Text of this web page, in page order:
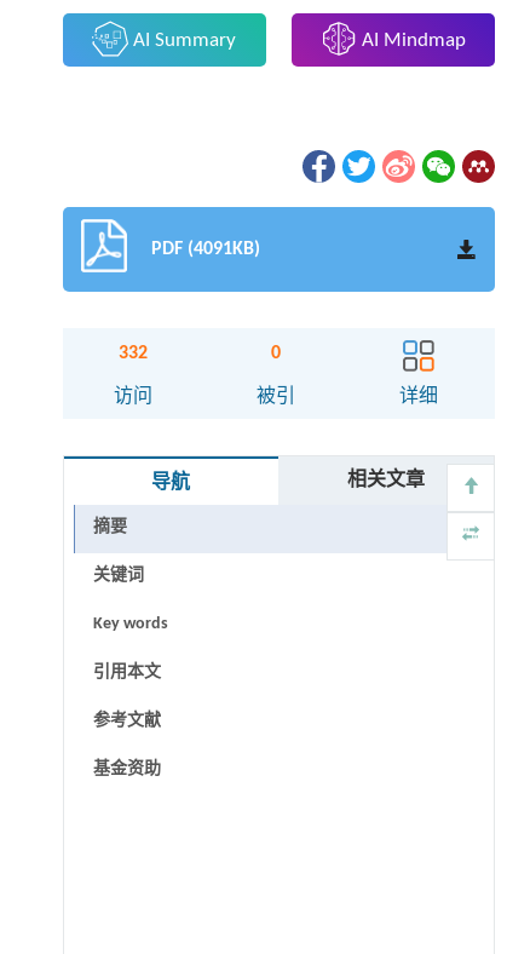
AI Summary AI Mindmap
PDF (4091KB)
332
访问
0
被引 详细
导航 相关文章
摘要
关键词
Key words
引用本文
参考文献
基金资助